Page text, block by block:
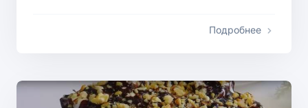
Подробнее